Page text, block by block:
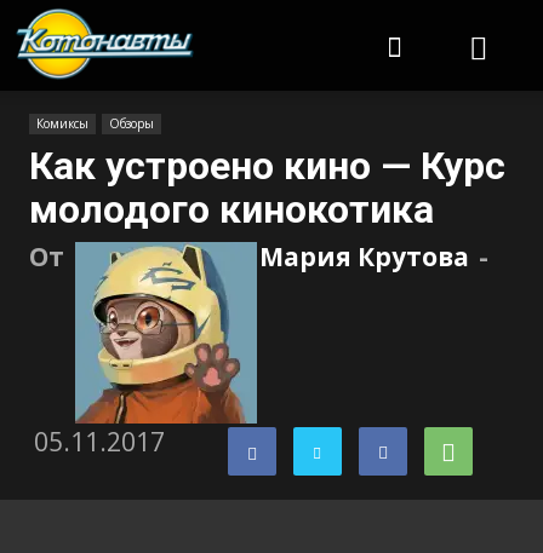
Комиксы Обзоры
Как устроено кино — Курс
молодого кинокотика
От Мария Крутова -
05.11.2017